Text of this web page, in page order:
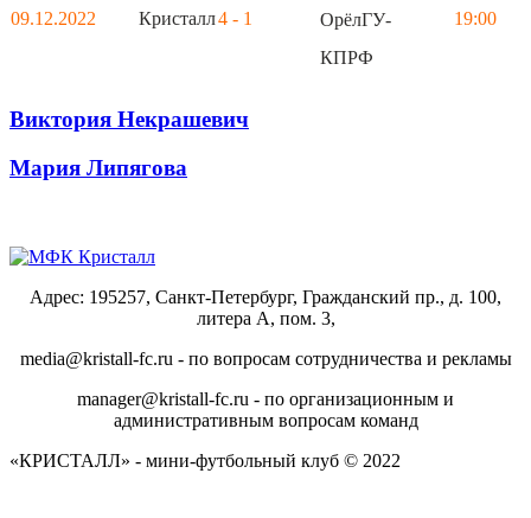
09.12.2022
Кристалл4 - 1
ОрёлГУ-
КПРФ
19:00
Виктория Некрашевич
Мария Липягова
Адрес: 195257, Санкт-Петербург, Гражданский пр., д. 100,
литера А, пом. 3,
media@kristall-fc.ru - по вопросам сотрудничества и рекламы
manager@kristall-fc.ru - по организационным и
административным вопросам команд
«КРИСТАЛЛ» - мини-футбольный клуб © 2022